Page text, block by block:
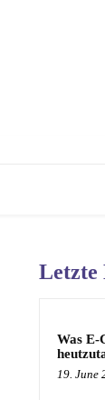
Letzte
Was E-
19. June